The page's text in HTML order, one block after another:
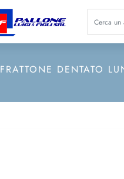
La
FRATTONE DENTATO